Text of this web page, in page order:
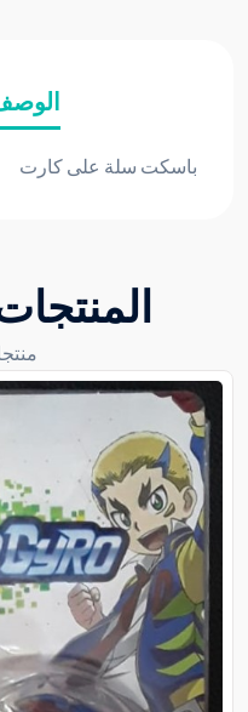
باسكت سلة على كارت